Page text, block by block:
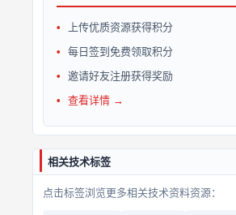
上传优质资源获得积分
每日签到免费领取积分
邀请好友注册获得奖励
查看详情 →
相关技术标签
点击标签浏览更多相关技术资料资源：